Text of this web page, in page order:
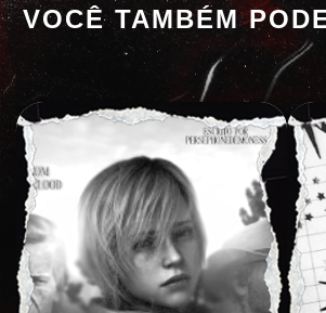
VOCÊ TAMBÉM